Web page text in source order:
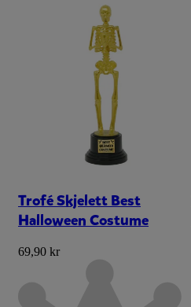
Trofé Skjelett Best
Halloween Costume
69,90 kr